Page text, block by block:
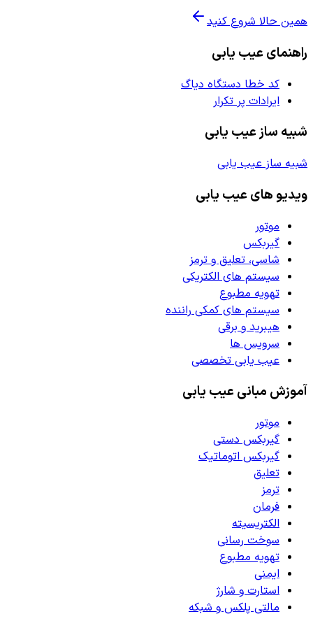
همین حالا شروع کنید
راهنمای عیب یابی
کد خطا دستگاه دیاگ
ایرادات پر تکرار
شبیه ساز عیب یابی
شبیه ساز عیب یابی
ویدیو های عیب یابی
موتور
گیربکس
شاسی، تعلیق و ترمز
سیستم های الکتریکی
تهویه مطبوع
سیستم های کمکی راننده
هیبرید و برقی
سرویس ها
عیب یابی تخصصی
آموزش مبانی عیب یابی
موتور
گیربکس دستی
گیربکس اتوماتیک
تعلیق
ترمز
فرمان
الکتریسیته
سوخت رسانی
تهویه مطبوع
ایمنی
استارت و شارژ
مالتی پلکس و شبکه